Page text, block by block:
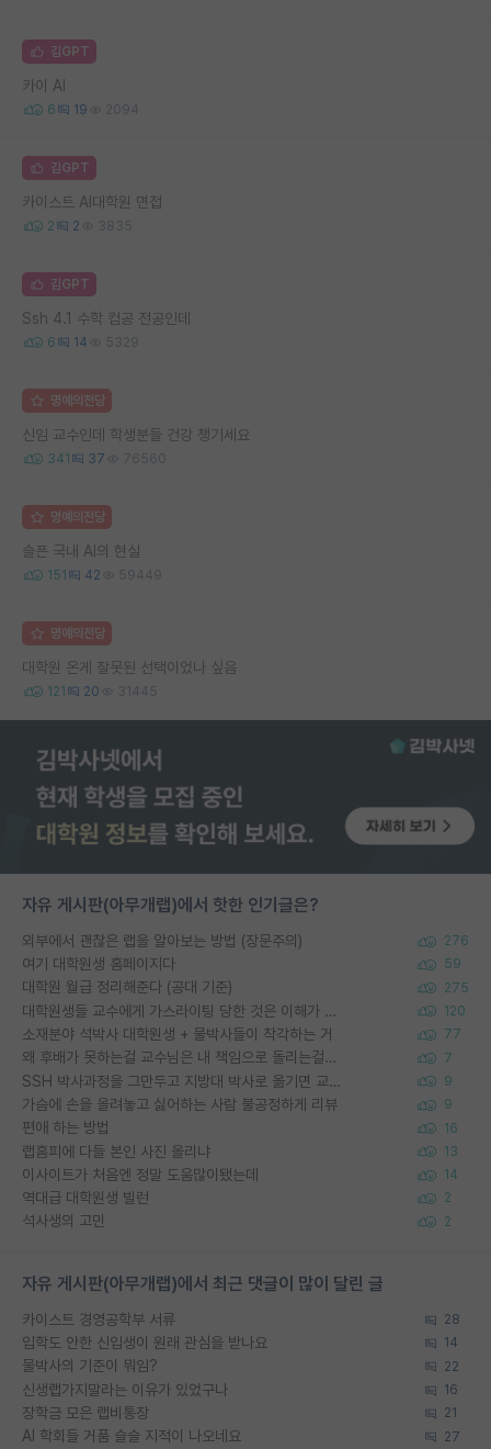
김GPT
카이 AI
6 19 2094
김GPT
카이스트 AI대학원 면접
2 2 3835
김GPT
Ssh 4.1 수학 컴공 전공인데
6 14 5329
명예의전당
신임 교수인데 학생분들 건강 챙기세요
341 37 76560
명예의전당
슬픈 국내 AI의 현실
151 42 59449
명예의전당
대학원 온게 잘못된 선택이었나 싶음
121 20 31445
자유 게시판(아무개랩)에서 핫한 인기글은?
외부에서 괜찮은 랩을 알아보는 방법 (장문주의) 276
여기 대학원생 홈페이지다 59
대학원 월급 정리해준다 (공대 기준) 275
대학원생들 교수에게 가스라이팅 당한 것은 이해가 갑니다. 안타깝네요. 120
소재분야 석박사 대학원생 + 물박사들이 착각하는 거 77
왜 후배가 못하는걸 교수님은 내 책임으로 돌리는걸까요? 7
SSH 박사과정을 그만두고 지방대 박사로 옮기면 교수의 꿈은 끝일까요? 9
가슴에 손을 올려놓고 싫어하는 사람 불공정하게 리뷰 9
편애 하는 방법 16
랩홈피에 다들 본인 사진 올리냐 13
이사이트가 처음엔 정말 도움많이됐는데 14
역대급 대학원생 빌런 2
석사생의 고민 2
자유 게시판(아무개랩)에서 최근 댓글이 많이 달린 글
카이스트 경영공학부 서류 28
입학도 안한 신입생이 원래 관심을 받나요 14
물박사의 기준이 뭐임? 22
신생랩가지말라는 이유가 있었구나 16
장학금 모은 랩비통장 21
AI 학회들 거품 슬슬 지적이 나오네요 27